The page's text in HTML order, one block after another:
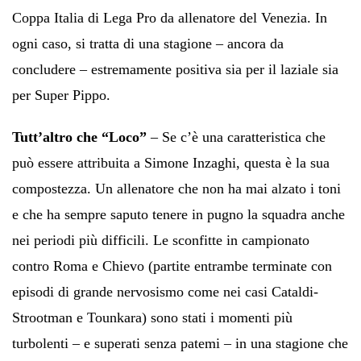
Coppa Italia di Lega Pro da allenatore del Venezia. In
ogni caso, si tratta di una stagione – ancora da
concludere – estremamente positiva sia per il laziale sia
per Super Pippo.
Tutt’altro che “Loco” – Se c’è una caratteristica che
può essere attribuita a Simone Inzaghi, questa è la sua
compostezza. Un allenatore che non ha mai alzato i toni
e che ha sempre saputo tenere in pugno la squadra anche
nei periodi più difficili. Le sconfitte in campionato
contro Roma e Chievo (partite entrambe terminate con
episodi di grande nervosismo come nei casi Cataldi-
Strootman e Tounkara) sono stati i momenti più
turbolenti – e superati senza patemi – in una stagione che